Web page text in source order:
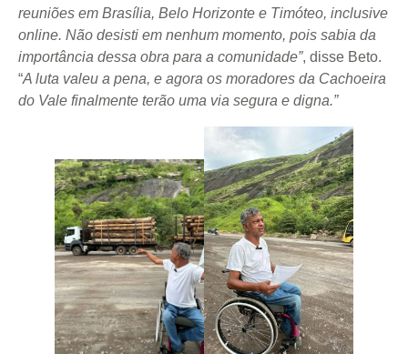
reuniões em Brasília, Belo Horizonte e Timóteo, inclusive
online. Não desisti em nenhum momento, pois sabia da
importância dessa obra para a comunidade”, disse Beto.
“A luta valeu a pena, e agora os moradores da Cachoeira
do Vale finalmente terão uma via segura e digna.”